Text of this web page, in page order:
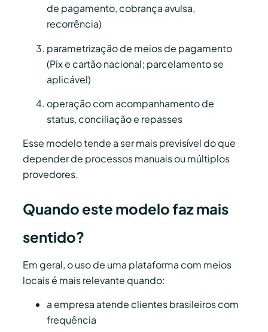
de pagamento, cobrança avulsa,
recorrência)
parametrização de meios de pagamento
(Pix e cartão nacional; parcelamento se
aplicável)
operação com acompanhamento de
status, conciliação e repasses
Esse modelo tende a ser mais previsível do que
depender de processos manuais ou múltiplos
provedores.
Quando este modelo faz mais
sentido?
Em geral, o uso de uma plataforma com meios
locais é mais relevante quando:
a empresa atende clientes brasileiros com
frequência